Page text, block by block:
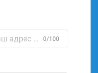
0/100